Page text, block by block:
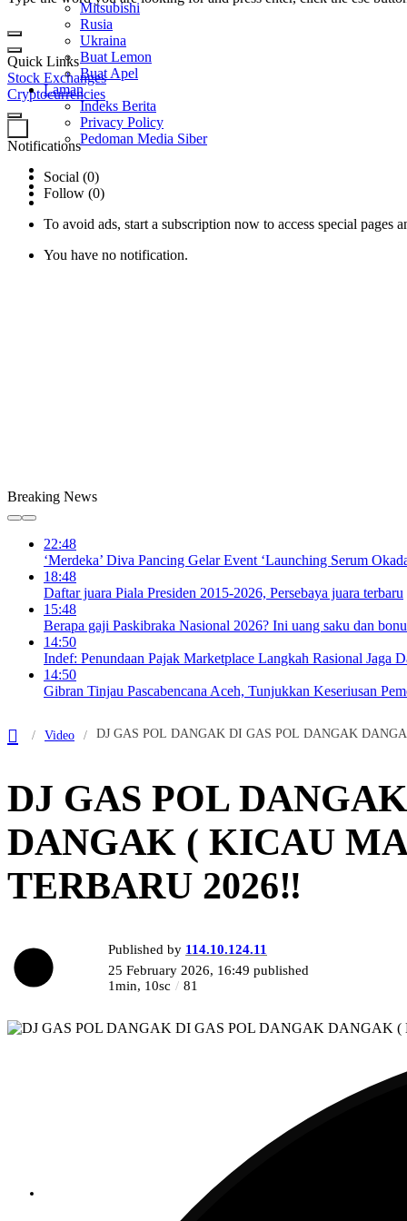
Quick Links
Stock Exchanges
Cryptocurrencies
Notifications
Social (0)
Follow (0)
To avoid ads, start a subscription now to access special pages
You have no notification.
Mitsubishi
Rusia
Ukraina
Buat Lemon
Buat Apel
Laman
Indeks Berita
Privacy Policy
Pedoman Media Siber
Breaking News
22:48
‘Merdeka’ Diva Pancing Gelar Event ‘Launching Serum
18:48
Daftar juara Piala Presiden 2015-2026, Persebaya juara terbaru
15:48
Berapa gaji Paskibraka Nasional 2026? Ini uang saku dan
14:50
Indef: Penundaan Pajak Marketplace Langkah Rasional Jaga
14:50
Gibran Tinjau Pascabencana Aceh, Tunjukkan Keseriusan
Video DJ GAS POL DANGAK DI GAS POL DANGAK
DJ GAS POL
DANGAK ( KICAU
TERBARU 2026‼️
Published by 114.10.124.11
25 February 2026, 16:49 published
1min, 10sc
81